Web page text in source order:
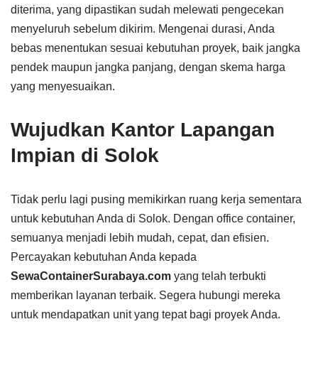
diterima, yang dipastikan sudah melewati pengecekan
menyeluruh sebelum dikirim. Mengenai durasi, Anda
bebas menentukan sesuai kebutuhan proyek, baik jangka
pendek maupun jangka panjang, dengan skema harga
yang menyesuaikan.
Wujudkan Kantor Lapangan
Impian di Solok
Tidak perlu lagi pusing memikirkan ruang kerja sementara
untuk kebutuhan Anda di Solok. Dengan office container,
semuanya menjadi lebih mudah, cepat, dan efisien.
Percayakan kebutuhan Anda kepada
SewaContainerSurabaya.com yang telah terbukti
memberikan layanan terbaik. Segera hubungi mereka
untuk mendapatkan unit yang tepat bagi proyek Anda.